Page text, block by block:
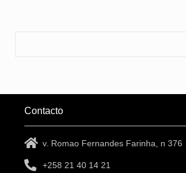
Contacto
v. Romao Fernandes Farinha, n 376
+258 21 40 14 21